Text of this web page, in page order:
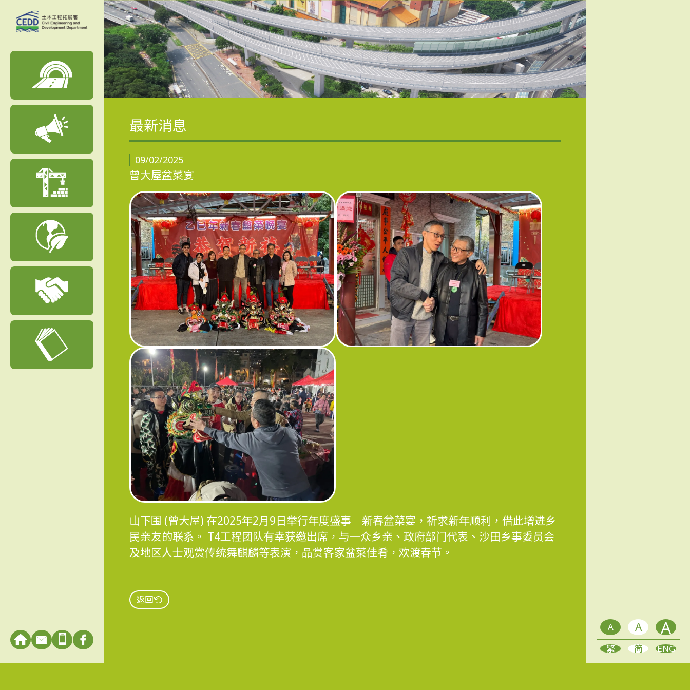
A A A
繁 简 ENG
最新消息
09/02/2025
曾大屋盆菜宴
山下围 (曾大屋) 在2025年2月9日举行年度盛事─新春盆菜宴，祈求新年顺利，借此增进乡
民亲友的联系。 T4工程团队有幸获邀出席，与一众乡亲、政府部门代表、沙田乡事委员会
及地区人士观赏传统舞麒麟等表演，品赏客家盆菜佳肴，欢渡春节。
返回